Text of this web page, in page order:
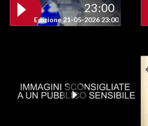
23:00
Edizione 21-05-2026 23:00